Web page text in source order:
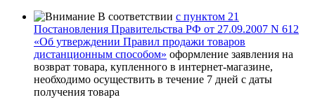
В соответствии с пунктом 21
Постановления Правительства РФ от 27.09.2007 N 612
«Об утверждении Правил продажи товаров
дистанционным способом» оформление заявления на
возврат товара, купленного в интернет-магазине,
необходимо осуществить в течение 7 дней с даты
получения товара